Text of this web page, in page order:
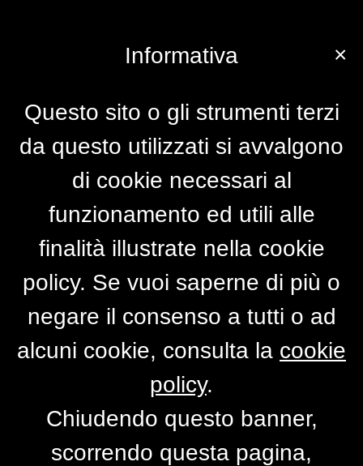
RISULTATI RICERCA
×
Informativa
Questo sito o gli strumenti terzi
da questo utilizzati si avvalgono
di cookie necessari al
funzionamento ed utili alle
finalità illustrate nella cookie
policy. Se vuoi saperne di più o
negare il consenso a tutti o ad
alcuni cookie, consulta la cookie
policy.
Chiudendo questo banner,
scorrendo questa pagina,